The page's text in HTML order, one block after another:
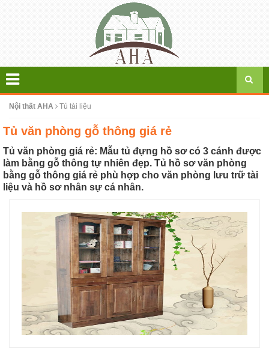
Nội thất AHA Tủ tài liệu
Tủ văn phòng gỗ thông giá rẻ
Tủ văn phòng giá rẻ: Mẫu tủ đựng hồ sơ có 3 cánh được
làm bằng gỗ thông tự nhiên đẹp. Tủ hồ sơ văn phòng
bằng gỗ thông giá rẻ phù hợp cho văn phòng lưu trữ tài
liệu và hồ sơ nhân sự cá nhân.